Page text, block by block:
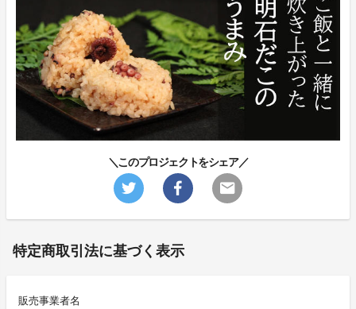
＼このプロジェクトをシェア／
特定商取引法に基づく表示
販売事業者名